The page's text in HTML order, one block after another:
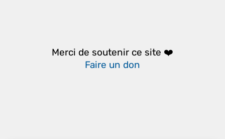
Merci de soutenir ce site ❤️
Faire un don